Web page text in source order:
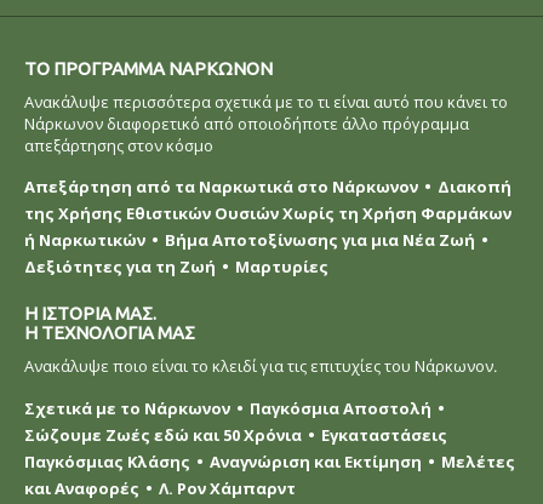
ΤΟ ΠΡOΓΡΑΜΜΑ ΝAΡΚΩΝΟΝ
Ανακάλυψε περισσότερα σχετικά με το τι είναι αυτό που κάνει το
Νάρκωνον διαφορετικό από οποιοδήποτε άλλο πρόγραμμα
απεξάρτησης στον κόσμο
Απεξάρτηση από τα Ναρκωτικά στο Νάρκωνον
Διακοπή
της Χρήσης Εθιστικών Ουσιών Χωρίς τη Χρήση Φαρμάκων
ή Ναρκωτικών
Βήμα Αποτοξίνωσης για μια Νέα Ζωή
Δεξιότητες για τη Ζωή
Μαρτυρίες
Η ΙΣΤΟΡΙΑ ΜΑΣ.
Η ΤΕΧΝΟΛΟΓΙΑ ΜΑΣ
Ανακάλυψε ποιο είναι το κλειδί για τις επιτυχίες του Νάρκωνον.
Σχετικά με το Νάρκωνον
Παγκόσμια Αποστολή
Σώζουμε Ζωές εδώ και 50 Χρόνια
Εγκαταστάσεις
Παγκόσμιας Κλάσης
Αναγνώριση και Εκτίμηση
Μελέτες
και Αναφορές
Λ. Ρον Χάμπαρντ